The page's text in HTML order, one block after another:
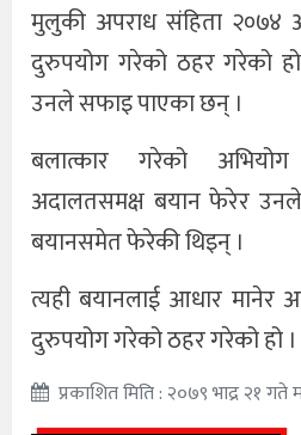
मुलुकी अपराध संहिता २०७४
दुरुपयोग गरेको ठहर गरेको हो
उनले सफाइ पाएका छन् ।
बलात्कार गरेको
अदालतसमक्ष बयान फेरेर
बयानसमेत फेरेकी थिइन् ।
त्यही बयानलाई आधार मानेर
दुरुपयोग गरेको ठहर गरेको हो ।
प्रकाशित मिति : २०७९ भाद्र २१ गते